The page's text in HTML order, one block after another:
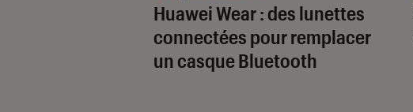
Huawei Wear : des lunettes
connectées pour remplacer
un casque Bluetooth